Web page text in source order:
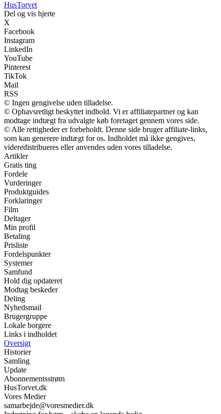
HusTorvet
Del og vis hjerte
X
Facebook
Instagram
LinkedIn
YouTube
Pinterest
TikTok
Mail
RSS
© Ingen gengivelse uden tilladelse.
© Ophavsretligt beskyttet indhold. Vi er affiliatepartner og kan
modtage indtægt fra udvalgte køb foretaget gennem vores side.
© Alle rettigheder er forbeholdt. Denne side bruger affiliate-links,
som kan generere indtægt for os. Indholdet må ikke gengives,
videredistribueres eller anvendes uden vores tilladelse.
Artikler
Gratis ting
Fordele
Vurderinger
Produktguides
Forklaringer
Film
Deltager
Min profil
Betaling
Prisliste
Fordelspunkter
Systemer
Samfund
Hold dig opdateret
Modtag beskeder
Deling
Nyhedsmail
Brugergruppe
Lokale borgere
Links i indholdet
Oversigt
Historier
Samling
Update
Abonnementsstrøm
HusTorvet.dk
Vores Medier
samarbejde@voresmedier.dk